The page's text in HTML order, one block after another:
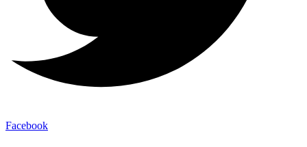
Facebook